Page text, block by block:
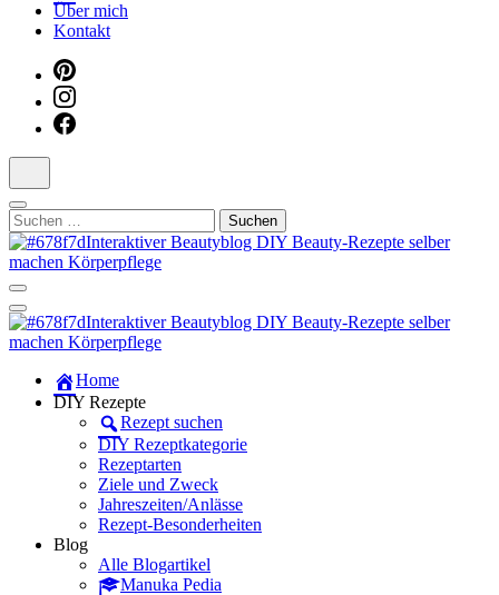
Über mich
Kontakt
Suchen
nach:
Manuka Magic – Natürlich schön:
Dein interaktiver DIY Beautyblog
Manuka Magic – Natürlich schön:
Dein interaktiver DIY Beautyblog
Dein persönlicher interaktiver DIY Beautyblog
Home
DIY Rezepte
Rezept suchen
DIY Rezeptkategorie
Rezeptarten
Ziele und Zweck
Jahreszeiten/Anlässe
Rezept-Besonderheiten
Blog
Alle Blogartikel
Manuka Pedia